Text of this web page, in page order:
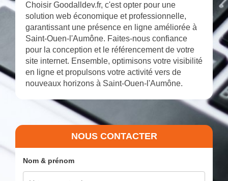
Choisir Goodalldev.fr, c'est opter pour une
solution web économique et professionnelle,
garantissant une présence en ligne améliorée à
Saint-Ouen-l'Aumône. Faites-nous confiance
pour la conception et le référencement de votre
site internet. Ensemble, optimisons votre visibilité
en ligne et propulsons votre activité vers de
nouveaux horizons à Saint-Ouen-l'Aumône.
NOUS CONTACTER
Nom & prénom